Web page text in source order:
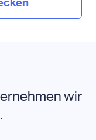
wir